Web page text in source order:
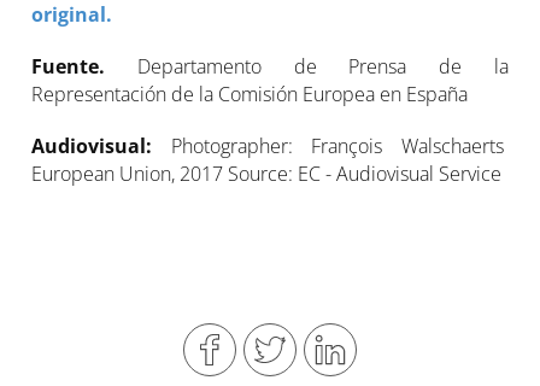
original.
Fuente. Departamento de Prensa de la
Representación de la Comisión Europea en España
Audiovisual: Photographer: François Walschaerts
European Union, 2017 Source: EC - Audiovisual Service